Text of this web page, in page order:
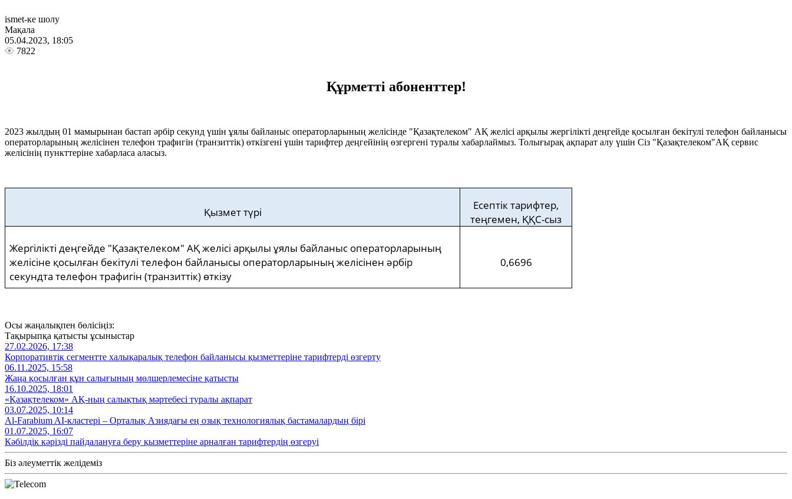
ismet-ке шолу
Мақала
05.04.2023, 18:05
7822
Құрметті абоненттер!
2023 жылдың 01 мамырынан бастап әрбір секунд үшін ұялы байланыс операторларының желісінде "Қазақтелеком" АҚ желісі арқылы жергілікті деңгейде қосылған бекітулі телефон байланысы
операторларының желісінен телефон трафигін (транзиттік) өткізгені үшін тарифтер деңгейінің өзгергені туралы хабарлаймыз. Толығырақ ақпарат алу үшін Сіз "Қазақтелеком"АҚ сервис
желісінің пункттеріне хабарласа аласыз.
Қызмет түрі Есептік тарифтер,
теңгемен, ҚҚС-сыз
Жергілікті деңгейде "Қазақтелеком" АҚ желісі арқылы ұялы байланыс операторларының
желісіне қосылған бекітулі телефон байланысы операторларының желісінен әрбір
секундта телефон трафигін (транзиттік) өткізу
0,6696
Осы жаңалықпен бөлісіңіз:
Тақырыпқа қатысты ұсыныстар
27.02.2026, 17:38
Корпоративтік сегментте халықаралық телефон байланысы қызметтеріне тарифтерді өзгерту
06.11.2025, 15:58
Жаңа қосылған құн салығының мөлшерлемесіне қатысты
16.10.2025, 18:01
«Қазақтелеком» АҚ-ның салықтық мәртебесі туралы ақпарат
03.07.2025, 10:14
Al‑Farabium AI‑кластері – Орталық Азиядағы ең озық технологиялық бастамалардың бірі
01.07.2025, 16:07
Кәбілдік кәрізді пайдалануға беру қызметтеріне арналған тарифтердің өзгеруі
Біз әлеуметтік желідеміз